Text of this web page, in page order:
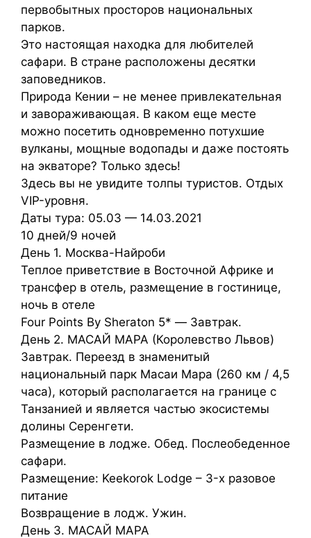
первобытных просторов национальных
парков.
Это настоящая находка для любителей
сафари. В стране расположены десятки
заповедников.
Природа Кении – не менее привлекательная
и завораживающая. В каком еще месте
можно посетить одновременно потухшие
вулканы, мощные водопады и даже постоять
на экваторе? Только здесь!
Здесь вы не увидите толпы туристов. Отдых
VIP-уровня.
Даты тура: 05.03 — 14.03.2021
10 дней/9 ночей
День 1. Москва-Найроби
Теплое приветствие в Восточной Африке и
трансфер в отель, размещение в гостинице,
ночь в отеле
Four Points By Sheraton 5* — Завтрак.
День 2. МАСАЙ МАРА (Королевство Львов)
Завтрак. Переезд в знаменитый
национальный парк Масаи Мара (260 км / 4,5
часа), который располагается на границе с
Танзанией и является частью экосистемы
долины Серенгети.
Размещение в лодже. Обед. Послеобеденное
сафари.
Размещение: Keekorok Lodge – 3-х разовое
питание
Возвращение в лодж. Ужин.
День 3. МАСАЙ МАРА